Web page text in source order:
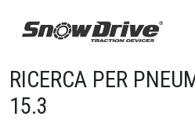
RICERCA PER
15.3